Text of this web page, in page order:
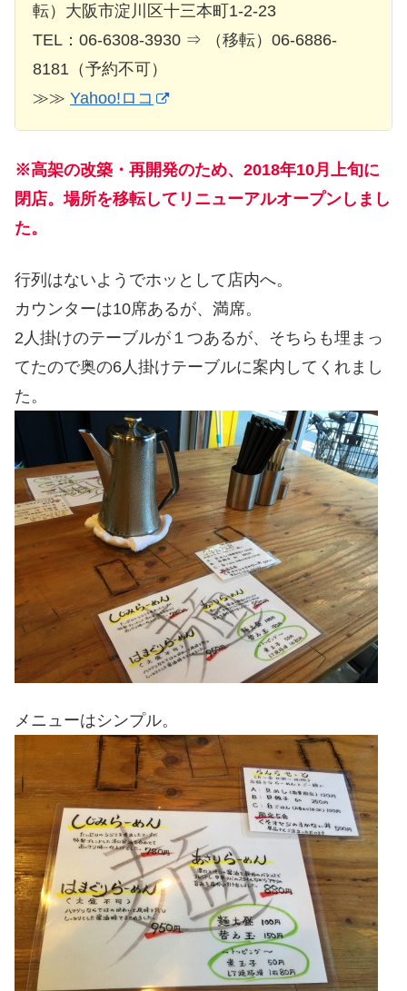
転）大阪市淀川区十三本町1-2-23
TEL：06-6308-3930 ⇒ （移転）06-6886-
8181（予約不可）
≫≫ Yahoo!ロコ
※高架の改築・再開発のため、2018年10月上旬に
閉店。場所を移転してリニューアルオープンしまし
た。
行列はないようでホッとして店内へ。
カウンターは10席あるが、満席。
2人掛けのテーブルが１つあるが、そちらも埋まっ
てたので奥の6人掛けテーブルに案内してくれまし
た。
メニューはシンプル。